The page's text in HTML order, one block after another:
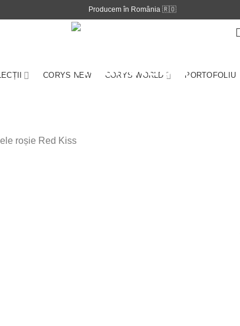
Producem în România 🇷🇴
CORYS NEW CORYS WORLD PORTOFOLIU